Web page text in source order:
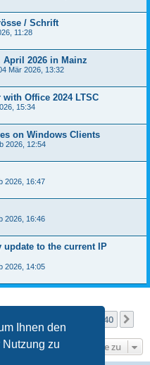
Ihnen den
zu
/ Schrift
11:28
April 2026 in Mainz
Mär 2026, 13:32
Office 2024 LTSC
15:34
on Windows Clients
2026, 12:54
2026, 16:47
2026, 16:46
to the current IP
2026, 14:05
40
Gehe zu